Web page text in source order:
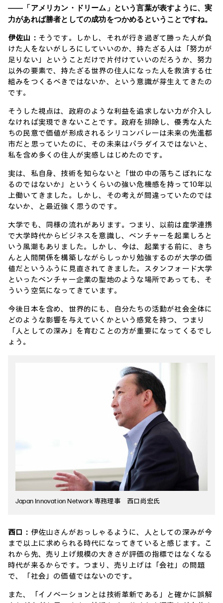
――「アメリカン・ドリーム」という言葉が表すように、実
力があれば勝者としての成功をつかめるということですね。
伊佐山： そうです。しかし、それが行き過ぎて勝った人が負
けた人をないがしろにしていいのか、持たざる人は「努力が
足りない」ということだけで片付けていいのだろうか、努力
以外の要素で、持たざる世界の住人になった人を救済する仕
組みをつくるべきではないか、という意識が芽生えてきたの
です。
そうした視点は、政府のような利益を追求しない力が介入し
なければ実現できないことです。政府を排除し、優秀な人た
ちの民意で価値が形成されるシリコンバレーは未来の先進都
市だと思っていたのに、その未来はパラダイスではないと、
私を含め多くの住人が実感しはじめたのです。
実は、私自身、技術を知らないと「世の中の落ちこぼれにな
るのではないか」というくらいの強い危機感を持って10年以
上働いてきました。しかし、その考えが間違っていたのでは
ないか、と最近強く思うのです。
大学でも、同様の流れがあります。つまり、以前は産学連携
で大学時代からビジネスを意識し、ベンチャーを起業しろと
いう風潮もありました。しかし、今は、起業する前に、きち
んと人間関係を構築しながらしっかり勉強するのが大学の価
値だというふうに見直されてきました。スタンフォード大学
といったベンチャー企業の聖地のような場所であっても、そ
ういう空気になってきています。
今後日本を含め、世界的にも、自分たちの活動が社会全体に
どのような影響を与えていくかという感覚を持つ、つまり
「人としての深み」を育むことの方が重要になってくるでし
ょう。
Japan Innovation Network 専務理事 西口尚宏氏
西口： 伊佐山さんがおっしゃるように、人としての深みが今
まで以上に求められる時代になってきていると感じます。こ
れから先、売り上げ規模の大きさが評価の指標ではなくなる
時代が来るからです。つまり、売り上げは「会社」の問題
で、「社会」の価値ではないのです。
また、「イノベーションとは技術革新である」と確かに誤解